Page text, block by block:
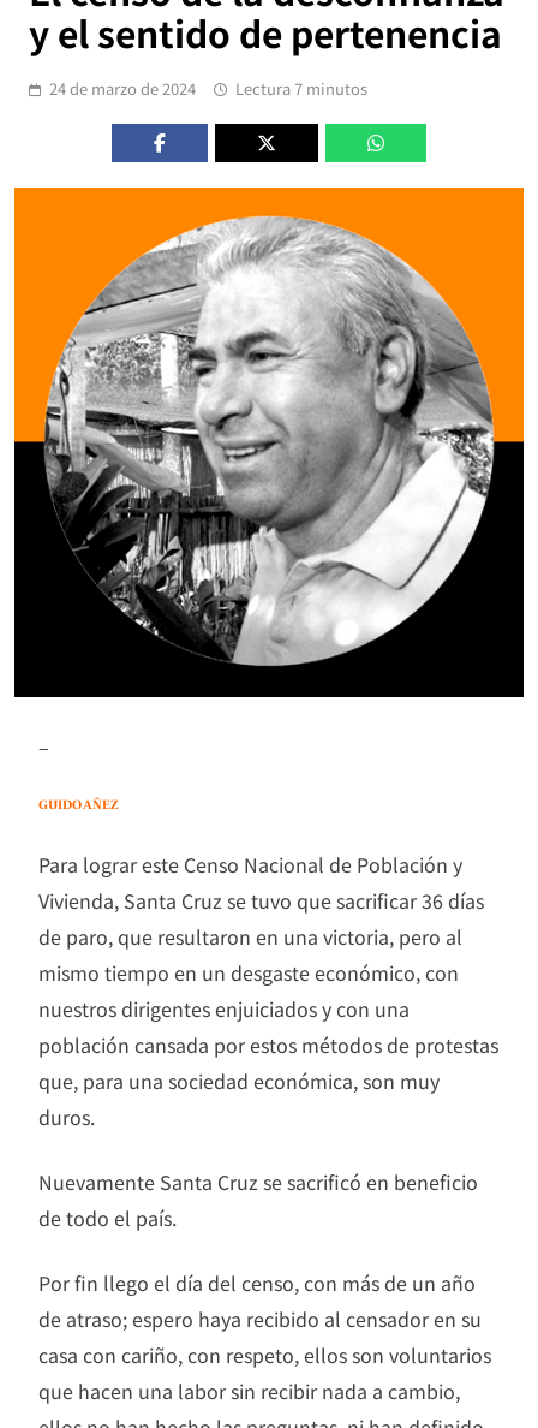
y el sentido de pertenencia
24 de marzo de 2024 Lectura 7 minutos
–
GUIDO AÑEZ
Para lograr este Censo Nacional de Población y
Vivienda, Santa Cruz se tuvo que sacrificar 36 días
de paro, que resultaron en una victoria, pero al
mismo tiempo en un desgaste económico, con
nuestros dirigentes enjuiciados y con una
población cansada por estos métodos de protestas
que, para una sociedad económica, son muy
duros.
Nuevamente Santa Cruz se sacrificó en beneficio
de todo el país.
Por fin llego el día del censo, con más de un año
de atraso; espero haya recibido al censador en su
casa con cariño, con respeto, ellos son voluntarios
que hacen una labor sin recibir nada a cambio,